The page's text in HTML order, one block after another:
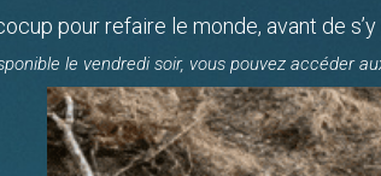
pour refaire le monde, avant de
le vendredi soir, vous pouvez accéder